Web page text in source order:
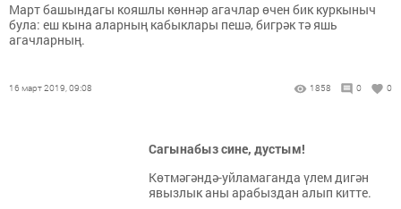
Март башындагы кояшлы көннәр агачлар өчен бик куркыныч
була: еш кына аларның кабыклары пешә, бигрәк тә яшь
агачларның.
16 март 2019, 09:08 1858 0 0
Сагынабыз сине, дустым!
Көтмәгәндә-уйламаганда үлем дигән
явызлык аны арабыздан алып китте.